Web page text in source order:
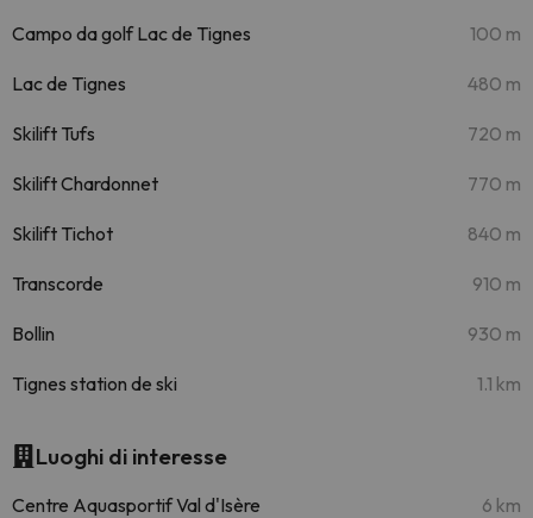
Campo da golf Lac de Tignes 100 m
Lac de Tignes 480 m
Skilift Tufs 720 m
Skilift Chardonnet 770 m
Skilift Tichot 840 m
Transcorde 910 m
Bollin 930 m
Tignes station de ski 1.1 km
Luoghi di interesse
Centre Aquasportif Val d'Isère 6 km